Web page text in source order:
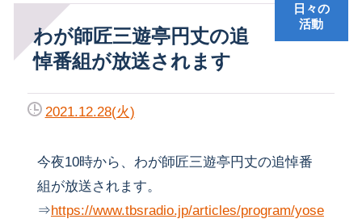
わが師匠三遊亭円丈の追
悼番組が放送されます
日々の
活動
2021.12.28(火)
今夜10時から、わが師匠三遊亭円丈の追悼番
組が放送されます。
⇒https://www.tbsradio.jp/articles/program/yose